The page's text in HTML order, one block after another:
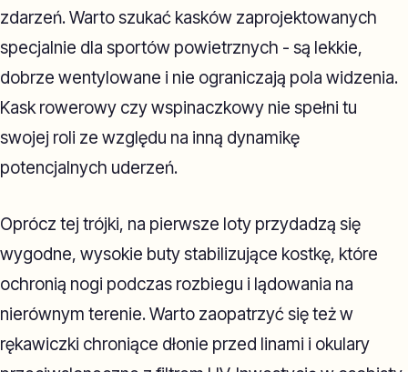
zdarzeń. Warto szukać kasków zaprojektowanych
specjalnie dla sportów powietrznych - są lekkie,
dobrze wentylowane i nie ograniczają pola widzenia.
Kask rowerowy czy wspinaczkowy nie spełni tu
swojej roli ze względu na inną dynamikę
potencjalnych uderzeń.
Oprócz tej trójki, na pierwsze loty przydadzą się
wygodne, wysokie buty stabilizujące kostkę, które
ochronią nogi podczas rozbiegu i lądowania na
nierównym terenie. Warto zaopatrzyć się też w
rękawiczki chroniące dłonie przed linami i okulary